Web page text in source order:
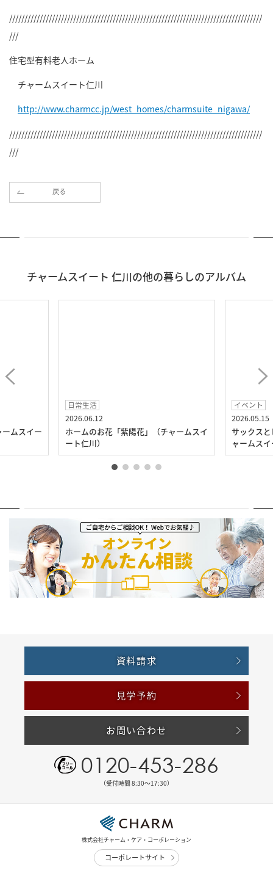
///////////////////////////////////////////////////////////////////////////////////
///
住宅型有料老人ホーム
チャームスイート仁川
http://www.charmcc.jp/west_homes/charmsuite_nigawa/
///////////////////////////////////////////////////////////////////////////////////
///
戻る
チャームスイート 仁川の他の暮らしのアルバム
ムスイー
日常生活
2026.06.12
ホームのお花「紫陽花」（チャームスイ
ート仁川）
イベント
2026.05.15
サックス
ャームス
資料請求
見学予約
お問い合わせ
0120-453-286
（受付時間 8:30〜17:30）
株式会社チャーム・ケア・コーポレーション
コーポレートサイト